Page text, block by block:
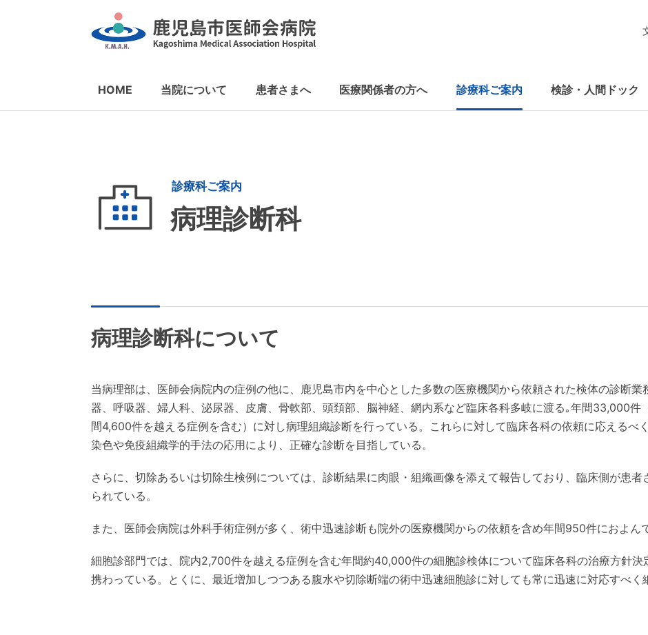
HOME 当院について 患者さまへ 医療関係者の方へ 診療科ご案内 検診・人間ドック
病理診断科
病理診断科について
当病理部は、医師会病院内の症例の他に、鹿児島市内を中心とした多数の医療機関から依頼された検体の診断
器、呼吸器、婦人科、泌尿器、皮膚、骨軟部、頭頚部、脳神経、網内系など臨床各科多岐に渡る｡年間33,000件
間4,600件を越える症例を含む）に対し病理組織診断を行っている。これらに対して臨床各科の依頼に応えるべ
染色や免疫組織学的手法の応用により、正確な診断を目指している。
さらに、切除あるいは切除生検例については、診断結果に肉眼・組織画像を添えて報告しており、臨床側が患
られている。
また、医師会病院は外科手術症例が多く、術中迅速診断も院外の医療機関からの依頼を含め年間950件におよん
細胞診部門では、院内2,700件を越える症例を含む年間約40,000件の細胞診検体について臨床各科の治療方針
携わっている。とくに、最近増加しつつある腹水や切除断端の術中迅速細胞診に対しても常に迅速に対応すべく